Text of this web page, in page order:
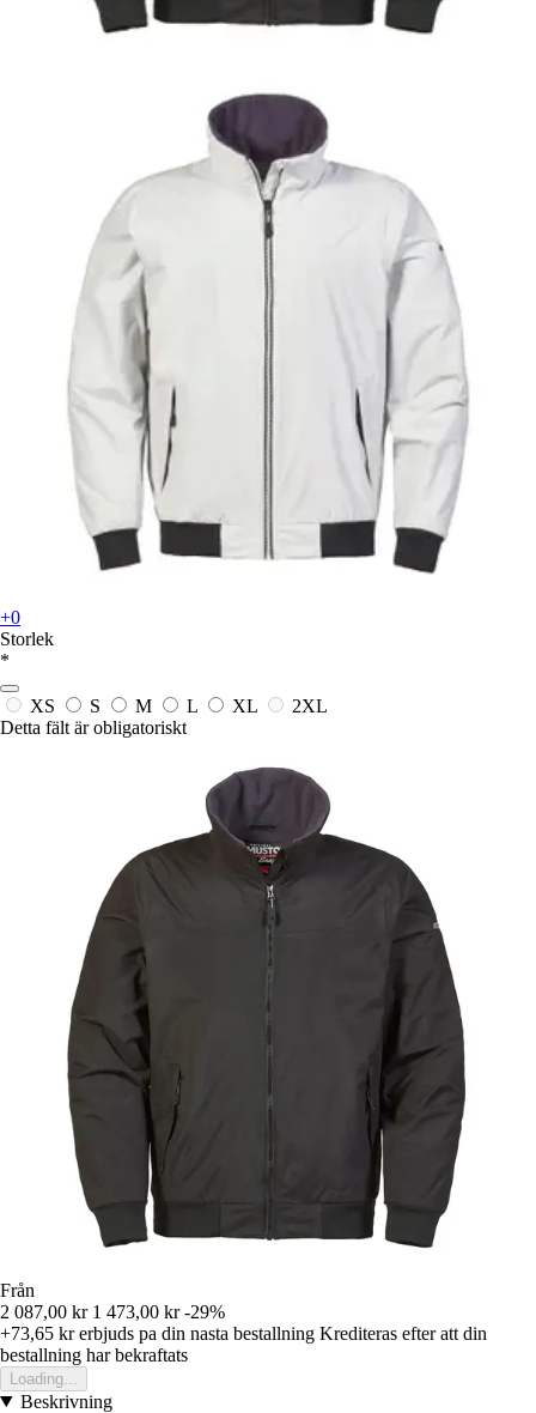
+0
Storlek
*
XS S M L XL
2XL
Detta fält är obligatoriskt
Från
2 087,00 kr 1 473,00 kr -29%
+73,65 krerbjuds pa din nasta bestallning Krediteras efter att din
bestallning har bekraftats
Loading...
Beskrivning